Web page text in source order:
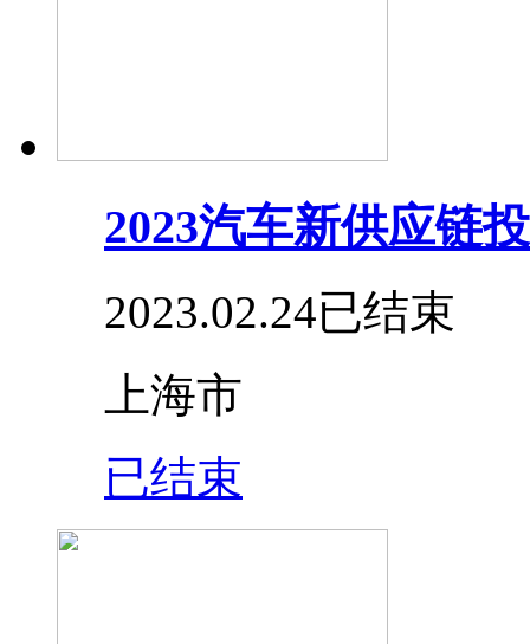
2023汽车新供应链
2023.02.24已结束
上海市
已结束